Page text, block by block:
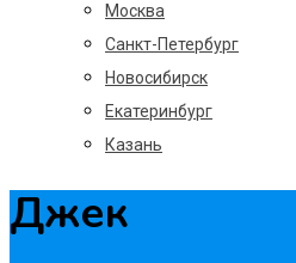
Москва
Санкт-Петербург
Новосибирск
Екатеринбург
Казань
Джек